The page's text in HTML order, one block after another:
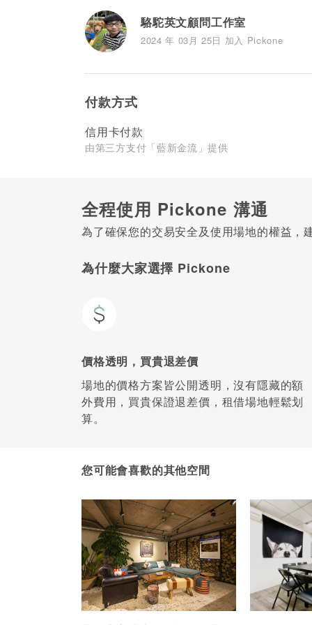
駱駝英文顧問工作室
2024 年 03月 25日 加入 Pickone
付款方式
信用卡付款
由第三方支付「藍新金流」提供
全程使用 Pickone 溝通
為了確保您的交易安全及使用場地的權益，
為什麼大家選擇 Pickone
價格透明，買貴退差價
場地的價格方案皆公開透明，沒有隱藏的額
外費用，買貴保證退差價，租借場地輕鬆划
算。
您可能會喜歡的其他空間